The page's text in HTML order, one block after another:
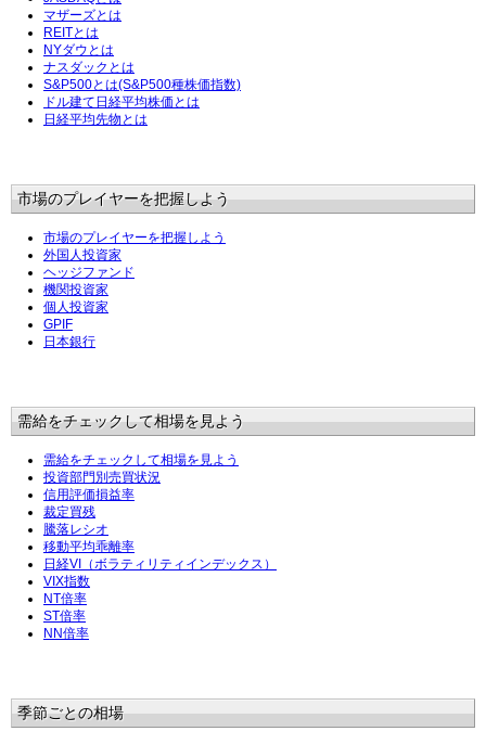
マザーズとは
REITとは
NYダウとは
ナスダックとは
S&P500とは(S&P500種株価指数)
ドル建て日経平均株価とは
日経平均先物とは
市場のプレイヤーを把握しよう
市場のプレイヤーを把握しよう
外国人投資家
ヘッジファンド
機関投資家
個人投資家
GPIF
日本銀行
需給をチェックして相場を見よう
需給をチェックして相場を見よう
投資部門別売買状況
信用評価損益率
裁定買残
騰落レシオ
移動平均乖離率
日経VI（ボラティリティインデックス）
VIX指数
NT倍率
ST倍率
NN倍率
季節ごとの相場